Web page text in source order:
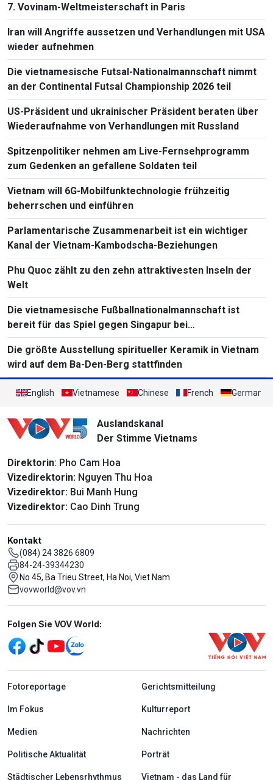
7. Vovinam-Weltmeisterschaft in Paris
Iran will Angriffe aussetzen und Verhandlungen mit USA
wieder aufnehmen
Die vietnamesische Futsal-Nationalmannschaft nimmt
an der Continental Futsal Championship 2026 teil
US-Präsident und ukrainischer Präsident beraten über
Wiederaufnahme von Verhandlungen mit Russland
Spitzenpolitiker nehmen am Live-Fernsehprogramm
zum Gedenken an gefallene Soldaten teil
Vietnam will 6G-Mobilfunktechnologie frühzeitig
beherrschen und einführen
Parlamentarische Zusammenarbeit ist ein wichtiger
Kanal der Vietnam-Kambodscha-Beziehungen
Phu Quoc zählt zu den zehn attraktivesten Inseln der
Welt
Die vietnamesische Fußballnationalmannschaft ist
bereit für das Spiel gegen Singapur bei
Südostasienmeisterschaft 2026
Die größte Ausstellung spiritueller Keramik in Vietnam
wird auf dem Ba-Den-Berg stattfinden
English Vietnamese Chinese French German
Auslandskanal
Der Stimme Vietnams
Direktorin: Pho Cam Hoa
Vizedirektorin: Nguyen Thu Hoa
Vizedirektor: Bui Manh Hung
Vizedirektor: Cao Dinh Trung
Kontakt
(084) 24 3826 6809
84-24-39344230
No 45, Ba Trieu Street, Ha Noi, Viet Nam
vovworld@vov.vn
Mạng xã hội
Folgen Sie VOV World:
menu footer tiếng Đức
Fotoreportage Gerichtsmitteilung
Im Fokus Kulturreport
Medien Nachrichten
Politische Aktualität Porträt
Städtischer Lebensrhythmus Vietnam - das Land für